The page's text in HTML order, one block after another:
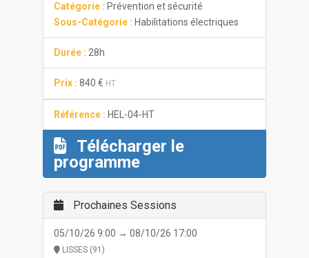
Catégorie : Prévention et sécurité
Sous-Catégorie : Habilitations électriques
Durée : 28h
Prix : 840 € HT
Référence : HEL-04-HT
Télécharger le
programme
Prochaines Sessions
05/10/26 9:00 → 08/10/26 17:00
LISSES (91)